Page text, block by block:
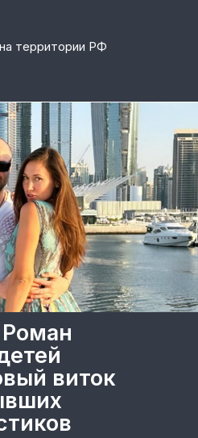
территории РФ
виток